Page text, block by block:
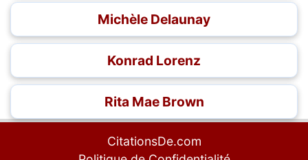
Michèle Delaunay
Konrad Lorenz
Rita Mae Brown
CitationsDe.com